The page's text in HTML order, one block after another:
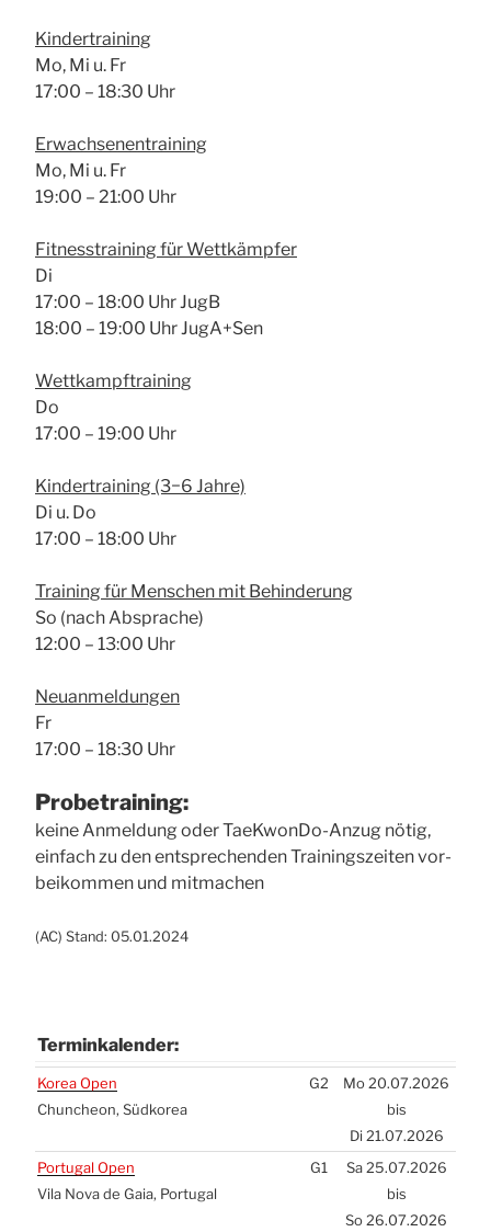
Kin­der­trai­ning
Mo, Mi u. Fr
17:00 – 18:30 Uhr
Erwach­se­nen­trai­ning
Mo, Mi u. Fr
19:00 – 21:00 Uhr
Fit­ness­trai­ning für Wett­kämp­fer
Di
17:00 – 18:00 Uhr JugB
18:00 – 19:00 Uhr JugA+Sen
Wett­kampf­trai­ning
Do
17:00 – 19:00 Uhr
Kin­der­trai­ning (3−6 Jah­re)
Di u. Do
17:00 – 18:00 Uhr
Trai­ning für Men­schen mit Behin­de­rung
So (nach Abspra­che)
12:00 – 13:00 Uhr
Neu­an­mel­dun­gen
Fr
17:00 – 18:30 Uhr
Pro­be­trai­ning:
kei­ne Anmel­dung oder Tae­Kwon­Do-Anzug nötig,
ein­fach zu den ent­spre­chen­den Trai­nings­zei­ten vor­
bei­kom­men und mit­ma­chen
(AC) Stand: 05.01.2024
Ter­min­ka­len­der:
Ter­min­ka­len­der:
Korea Open
Chun­che­on, Süd­ko­rea
G2
Mo 20.07.2026
bis
Di 21.07.2026
Por­tu­gal Open
Vila Nova de Gaia, Por­tu­gal
G1
Sa 25.07.2026
bis
So 26.07.2026